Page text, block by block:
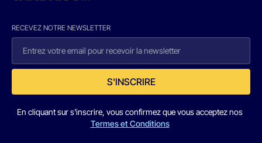
RECEVEZ NOTRE NEWSLETTER
S'INSCRIRE
En cliquant sur s'inscrire, vous confirmez que vous acceptez nos
Termes et Conditions